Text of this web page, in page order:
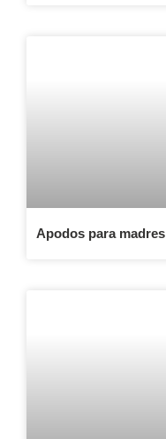
Apodos para madres